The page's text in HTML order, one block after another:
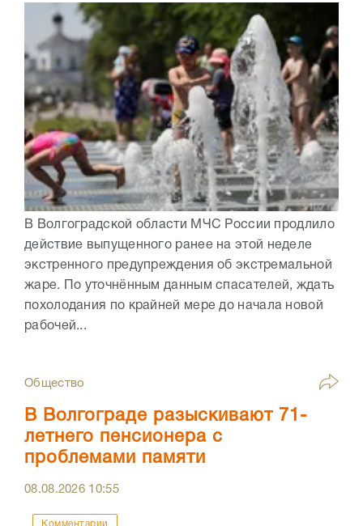
В Волгоградской области МЧС России продлило
действие выпущенного ранее на этой неделе
экстренного предупреждения об экстремальной
жаре. По уточнённым данным спасателей, ждать
похолодания по крайней мере до начала новой
рабочей...
Общество
В Волгограде разыскивают 71-
летнего пенсионера с
проблемами памяти
08.08.2026 10:55